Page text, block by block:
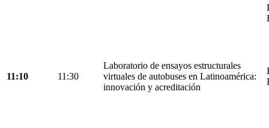
11:10 11:30
Laboratorio de ensayos estructurales
virtuales de autobuses en Latinoamérica:
innovación y acreditación